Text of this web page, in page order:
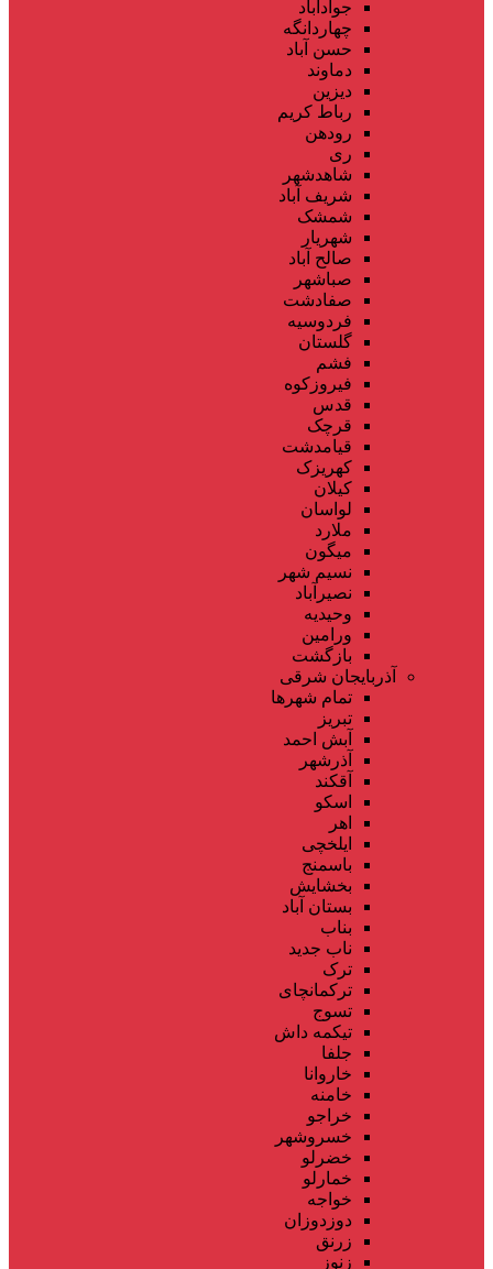
جوادآباد
چهاردانگه
حسن آباد
دماوند
دیزین
رباط کریم
رودهن
ری
شاهدشهر
شریف آباد
شمشک
شهریار
صالح آباد
صباشهر
صفادشت
فردوسیه
گلستان
فشم
فیروزکوه
قدس
قرچک
قیامدشت
کهریزک
کیلان
لواسان
ملارد
میگون
نسیم شهر
نصیرآباد
وحیدیه
ورامین
بازگشت
آذربایجان شرقی
تمام شهر‌ها
تبریز
آبش احمد
آذرشهر
آقکند
اسکو
اهر
ایلخچی
باسمنج
بخشایش
بستان آباد
بناب
ناب جدید
ترک
ترکمانچای
تسوج
تیکمه داش
جلفا
خاروانا
خامنه
خراجو
خسروشهر
خضرلو
خمارلو
خواجه
دوزدوزان
زرنق
زنوز